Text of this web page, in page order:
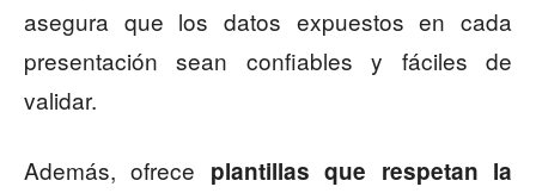
asegura que los datos expuestos en cada
presentación sean confiables y fáciles de
validar.
Además, ofrece plantillas que respetan la